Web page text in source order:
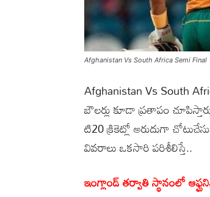
Afghanistan Vs South Africa Semi Final
Afghanistan Vs South
బౌలర్లు కూడా ప్రతాపం
టి20 క్రికెట్లో అరుదుగా
వివరాలు ఒకసారి పరిశీలిస్తే..
ఇంగ్లాండ్ తర్వాతి స్థానంలో